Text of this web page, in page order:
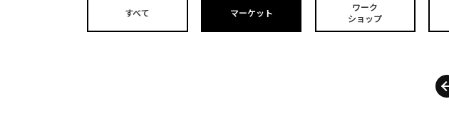
すべて マーケット
ワーク
ショップ